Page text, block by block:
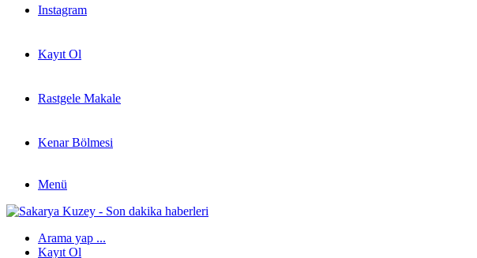
Instagram
Kayıt Ol
Rastgele Makale
Kenar Bölmesi
Menü
Arama yap ...
Kayıt Ol